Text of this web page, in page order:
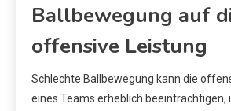
Ballbewegung auf
offensive Leistung
Schlechte Ballbewegung kann die
eines Teams erheblich beeinträchtigen,